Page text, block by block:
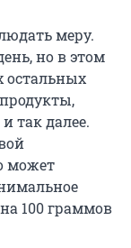
меру.
но в этом
остальных
так далее.
может
100 граммов